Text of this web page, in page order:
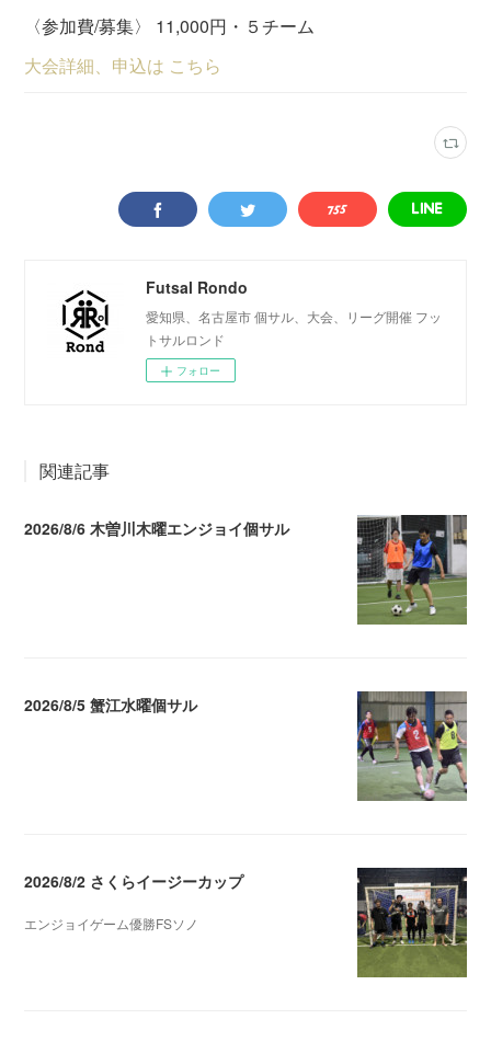
〈参加費/募集〉 11,000円・５チーム
大会詳細、申込は こちら
Futsal Rondo
愛知県、名古屋市 個サル、大会、リーグ開催 フッ
トサルロンド
フォロー
関連記事
2026/8/6 木曽川木曜エンジョイ個サル
2026/8/5 蟹江水曜個サル
2026/8/2 さくらイージーカップ
エンジョイゲーム優勝FSソノ